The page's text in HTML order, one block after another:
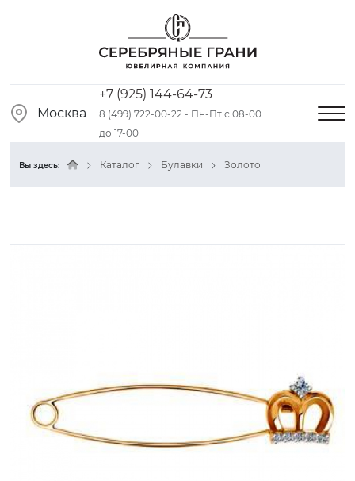
Москва
+7 (925) 144-64-73
8 (499) 722-00-22 - Пн-Пт с 08-00
до 17-00
Вы здесь: Каталог Булавки Золото